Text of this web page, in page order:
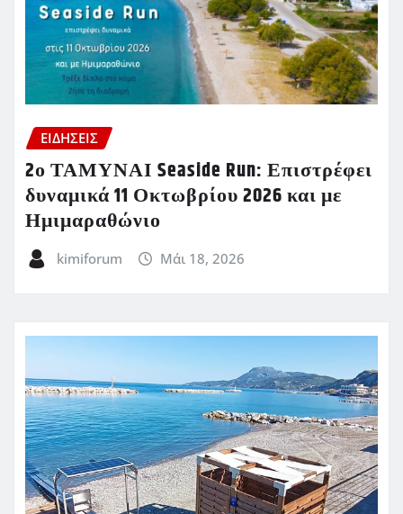
ΕΙΔΗΣΕΙΣ
2ο ΤΑΜΥΝΑΙ Seaside Run: Επιστρέφει
δυναμικά 11 Οκτωβρίου 2026 και με
Ημιμαραθώνιο
kimiforum Μάι 18, 2026